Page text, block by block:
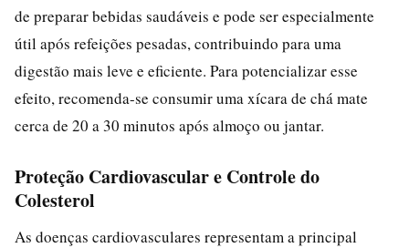
de preparar bebidas saudáveis e pode ser especialmente
útil após refeições pesadas, contribuindo para uma
digestão mais leve e eficiente. Para potencializar esse
efeito, recomenda-se consumir uma xícara de chá mate
cerca de 20 a 30 minutos após almoço ou jantar.
Proteção Cardiovascular e Controle do
Colesterol
As doenças cardiovasculares representam a principal